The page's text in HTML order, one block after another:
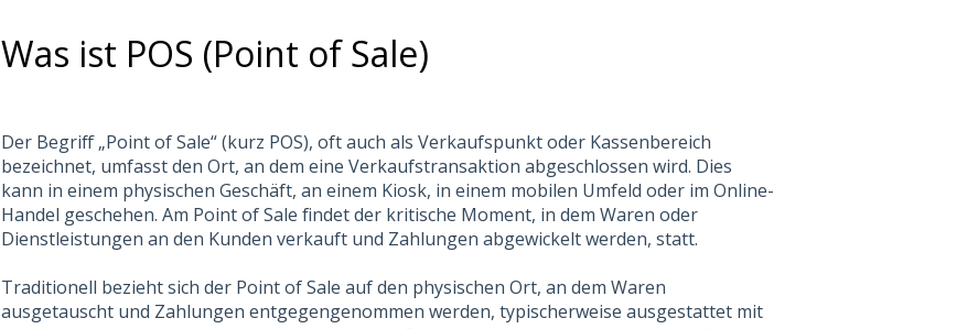
Was ist POS (Point of Sale)
Der Begriff „Point of Sale“ (kurz POS), oft auch als Verkaufspunkt oder Kassenbereich
bezeichnet, umfasst den Ort, an dem eine Verkaufstransaktion abgeschlossen wird. Dies
kann in einem physischen Geschäft, an einem Kiosk, in einem mobilen Umfeld oder im Online-
Handel geschehen. Am Point of Sale findet der kritische Moment, in dem Waren oder
Dienstleistungen an den Kunden verkauft und Zahlungen abgewickelt werden, statt.
Traditionell bezieht sich der Point of Sale auf den physischen Ort, an dem Waren
ausgetauscht und Zahlungen entgegengenommen werden, typischerweise ausgestattet mit